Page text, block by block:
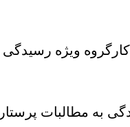
ویژه رسیدگی
به مطالبات